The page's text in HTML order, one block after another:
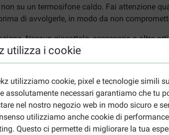
utilizza i cookie
utilizziamo cookie, pixel e tecnologie simili
assolutamente necessari garantiamo che tu
nel nostro negozio web in modo sicuro e
utilizziamo anche cookie di
Questo ci permette di migliorare la tua
su un termosifone caldo. Fai attenzione
di avvolgerle, in modo da non
Nessun giocattolo, accessorio o altro
responsabile per danni o lesioni subiti a
dal produttore. Questa garanzia non si
del cane, dal raschiamento su superfici
ilGuinzaglio a corda Flexi New Classic S 8m.